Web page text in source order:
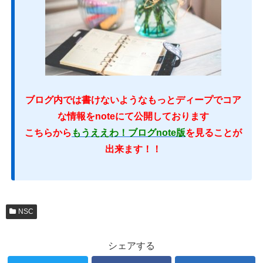
ブログ内では書けないようなもっとディープでコア
な情報をnoteにて公開しております
こちらから もうええわ！ブログnote版を見ることが
出来ます！！
NSC
シェアする